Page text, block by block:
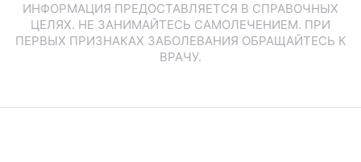
ИНФОРМАЦИЯ ПРЕДОСТАВЛЯЕТСЯ В СПРАВОЧНЫХ
ЦЕЛЯХ. НЕ ЗАНИМАЙТЕСЬ САМОЛЕЧЕНИЕМ. ПРИ
ПЕРВЫХ ПРИЗНАКАХ ЗАБОЛЕВАНИЯ ОБРАЩАЙТЕСЬ К
ВРАЧУ.